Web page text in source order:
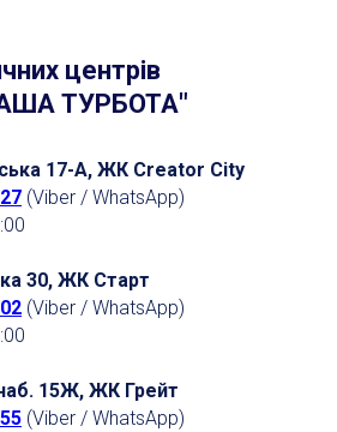
центрів
ТУРБОТА"
17-А, ЖК Creator City
(Viber / WhatsApp)
30, ЖК Старт
(Viber / WhatsApp)
наб. 15Ж, ЖК Грейт
(Viber / WhatsApp)